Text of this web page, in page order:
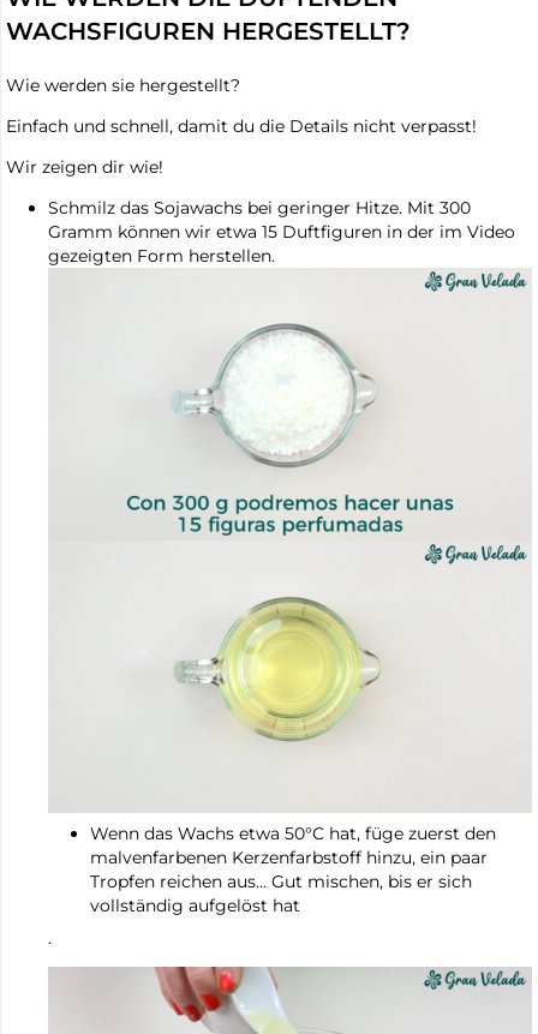
WACHSFIGUREN HERGESTELLT?
Wie werden sie hergestellt?
Einfach und schnell, damit du die Details nicht verpasst!
Wir zeigen dir wie!
Schmilz das Sojawachs bei geringer Hitze. Mit 300
Gramm können wir etwa 15 Duftfiguren in der im Video
gezeigten Form herstellen.
Wenn das Wachs etwa 50°C hat, füge zuerst den
malvenfarbenen Kerzenfarbstoff hinzu, ein paar
Tropfen reichen aus… Gut mischen, bis er sich
vollständig aufgelöst hat
.